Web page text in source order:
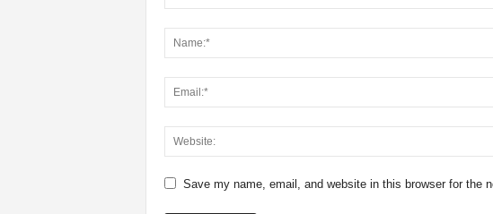
Save my name, email, and website in this browser for the